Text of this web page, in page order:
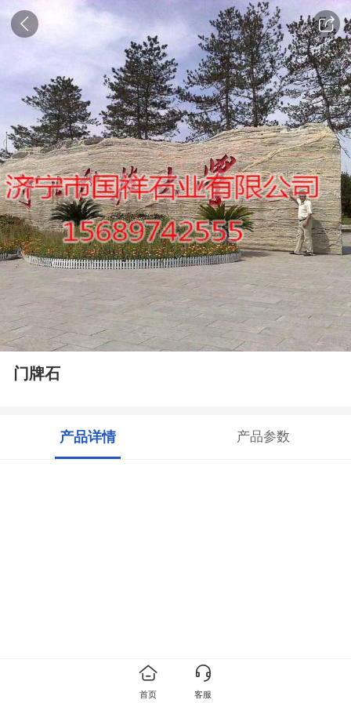
门牌石
产品详情 产品参数
首页 客服